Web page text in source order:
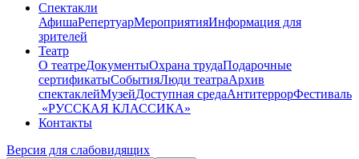
Спектакли
АфишаРепертуарМероприятияИнформация для
зрителей
Театр
О театреДокументыОхрана трудаПодарочные
сертификатыСобытияЛюди театраАрхив
спектаклейМузейДоступная средаАнтитеррорФестиваль
​ «РУССКАЯ КЛАССИКА»
Контакты
Версия для слабовидящих